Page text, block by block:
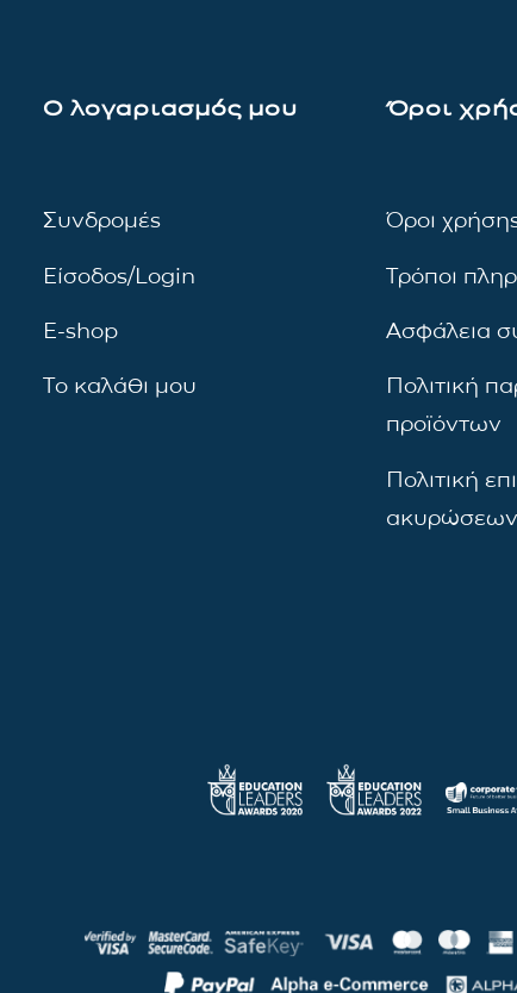
Ο λογαριασμός μου
Συνδρομές
Είσοδος/Login
E-shop
Το καλάθι μου
Όροι
Όροι
Τρόποι
Ασφάλεια
Πολιτική
προϊόντων
Πολιτική
ακυρώσεων